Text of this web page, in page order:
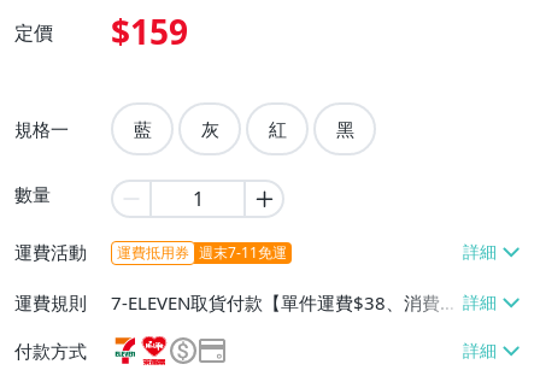
定價 $159
規格一 藍 灰 紅 黑
數量
運費活動 運費抵用券 週末7-11免運
運費規則
7-ELEVEN取貨付款【單件運費$38、消費滿
$499免運費】、萊爾富取貨付款【單件運
費$60、消費滿$499免運費】、宅配/貨運
付款方式